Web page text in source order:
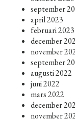
september
april 2023
februari 2023
december
november
september
augusti 2022
juni 2022
mars 2022
december
november